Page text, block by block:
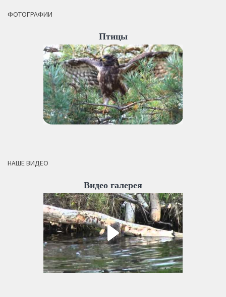
ФОТОГРАФИИ
Птицы
НАШЕ ВИДЕО
Видео галерея